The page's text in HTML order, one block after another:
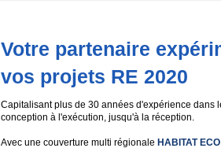
Votre partenaire
vos projets RE 2020
Capitalisant plus de 30 années d'expérience dans
conception à l'exécution, jusqu'à la réception.
Avec une couverture multi régionale HABITAT